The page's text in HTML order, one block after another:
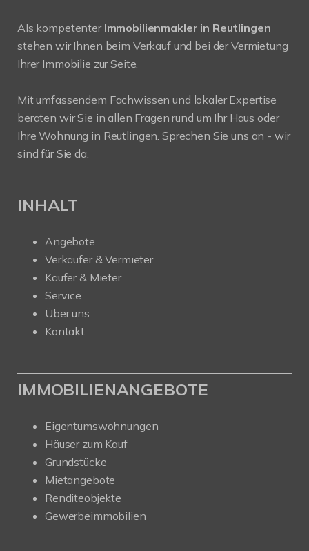
Als kompetenter Immobilienmakler in Reutlingen
stehen wir Ihnen beim Verkauf und bei der Vermietung
Ihrer Immobilie zur Seite.
Mit umfassendem Fachwissen und lokaler Expertise
beraten wir Sie in allen Fragen rund um Ihr Haus oder
Ihre Wohnung in Reutlingen. Sprechen Sie uns an - wir
sind für Sie da.
INHALT
Angebote
Verkäufer & Vermieter
Käufer & Mieter
Service
Über uns
Kontakt
IMMOBILIENANGEBOTE
Eigentumswohnungen
Häuser zum Kauf
Grundstücke
Mietangebote
Renditeobjekte
Gewerbeimmobilien